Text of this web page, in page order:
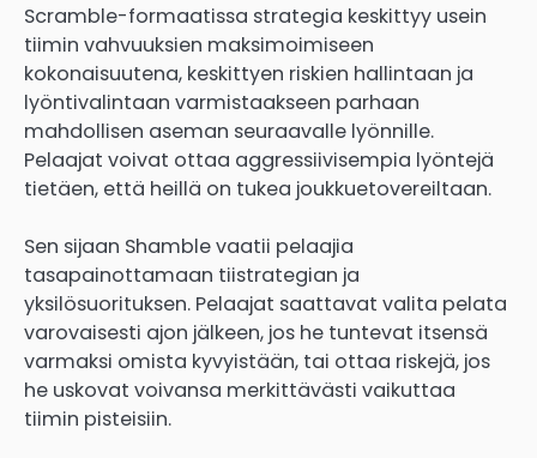
Scramble-formaatissa strategia keskittyy usein
tiimin vahvuuksien maksimoimiseen
kokonaisuutena, keskittyen riskien hallintaan ja
lyöntivalintaan varmistaakseen parhaan
mahdollisen aseman seuraavalle lyönnille.
Pelaajat voivat ottaa aggressiivisempia lyöntejä
tietäen, että heillä on tukea joukkuetovereiltaan.
Sen sijaan Shamble vaatii pelaajia
tasapainottamaan tiistrategian ja
yksilösuorituksen. Pelaajat saattavat valita pelata
varovaisesti ajon jälkeen, jos he tuntevat itsensä
varmaksi omista kyvyistään, tai ottaa riskejä, jos
he uskovat voivansa merkittävästi vaikuttaa
tiimin pisteisiin.